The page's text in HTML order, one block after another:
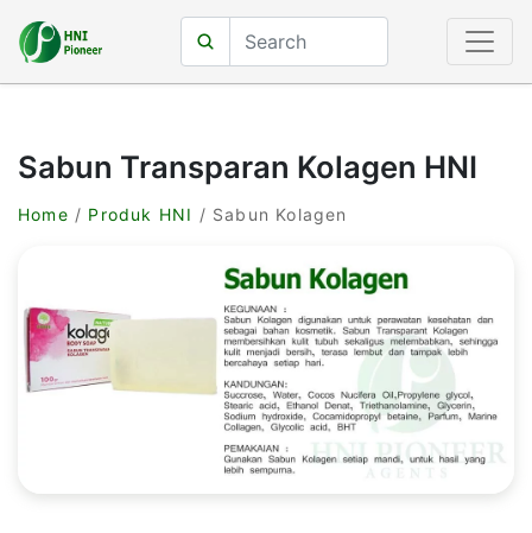
Sabun Transparan Kolagen HNI
Home / Produk HNI / Sabun Kolagen